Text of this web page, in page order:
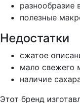
разнообразие
полезные
Недостатки
сжатое
мало свежего
наличие
Этот бренд